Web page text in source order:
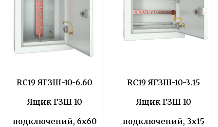
RC19 ЯГЗШ-10-6.60
Ящик ГЗШ 10
подключений, 6х60
RC19 ЯГЗШ-10-3.15
Ящик ГЗШ 10
подключений, 3х15